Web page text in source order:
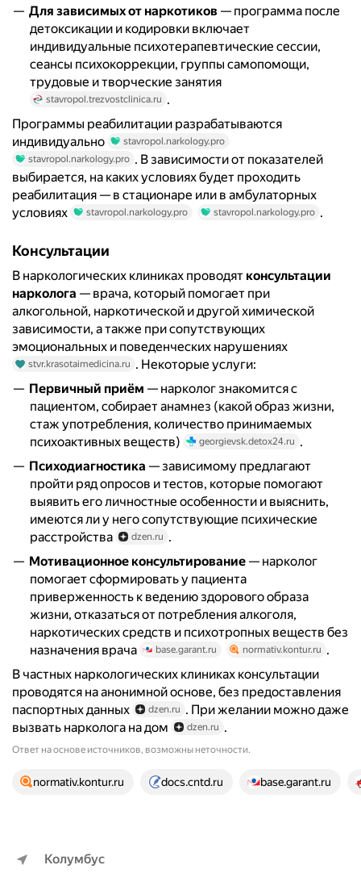
Для зависимых от наркотиков — программа после
детоксикации и кодировки включает
индивидуальные психотерапевтические сессии,
сеансы психокоррекции, группы самопомощи,
трудовые и творческие занятия
stavropol.trezvostclinica.ru .
Программы реабилитации разрабатываются
индивидуально
stavropol.narkology.pro
stavropol.narkology.pro . В зависимости от показателей
выбирается, на каких условиях будет проходить
реабилитация — в стационаре или в амбулаторных
условиях
stavropol.narkology.pro stavropol.narkology.pro .
Консультации
В наркологических клиниках проводят консультации
нарколога — врача, который помогает при
алкогольной, наркотической и другой химической
зависимости, а также при сопутствующих
эмоциональных и поведенческих нарушениях
stvr.krasotaimedicina.ru . Некоторые услуги:
Первичный приём — нарколог знакомится с
пациентом, собирает анамнез (какой образ жизни,
стаж употребления, количество принимаемых
психоактивных веществ)
georgievsk.detox24.ru .
Психодиагностика — зависимому предлагают
пройти ряд опросов и тестов, которые помогают
выявить его личностные особенности и выяснить,
имеются ли у него сопутствующие психические
расстройства
dzen.ru .
Мотивационное консультирование — нарколог
помогает сформировать у пациента
приверженность к ведению здорового образа
жизни, отказаться от потребления алкоголя,
наркотических средств и психотропных веществ без
назначения врача
base.garant.ru normativ.kontur.ru .
В частных наркологических клиниках консультации
проводятся на анонимной основе, без предоставления
паспортных данных
dzen.ru . При желании можно даже
вызвать нарколога на дом
dzen.ru .
Ответ на основе источников, возможны неточности.
23 источника
normativ.kontur.ru docs.cntd.ru base.garant.ru
Колумбус